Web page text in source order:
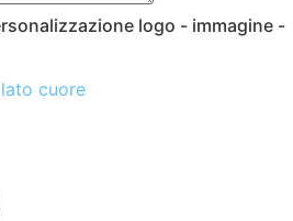
logo - immagine -
cuore